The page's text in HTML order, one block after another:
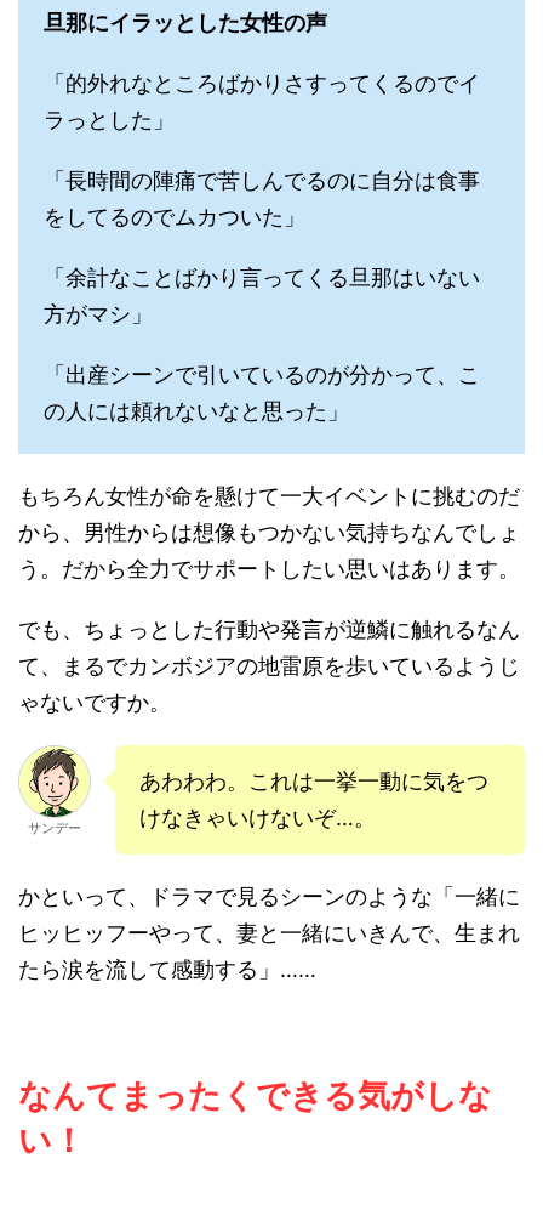
旦那にイラッとした女性の声
「的外れなところばかりさすってくるのでイ
ラっとした」
「長時間の陣痛で苦しんでるのに自分は食事
をしてるのでムカついた」
「余計なことばかり言ってくる旦那はいない
方がマシ」
「出産シーンで引いているのが分かって、こ
の人には頼れないなと思った」
もちろん女性が命を懸けて一大イベントに挑むのだ
から、男性からは想像もつかない気持ちなんでしょ
う。だから全力でサポートしたい思いはあります。
でも、ちょっとした行動や発言が逆鱗に触れるなん
て、まるでカンボジアの地雷原を歩いているようじ
ゃないですか。
サンデー
あわわわ。これは一挙一動に気をつ
けなきゃいけないぞ…。
かといって、ドラマで見るシーンのような「一緒に
ヒッヒッフーやって、妻と一緒にいきんで、生まれ
たら涙を流して感動する」……
なんてまったくできる気がしな
い！